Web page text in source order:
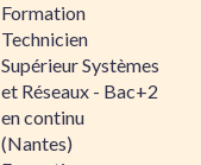
Formation
Technicien
Supérieur Systèmes
et Réseaux - Bac+2
en continu
(Nantes)